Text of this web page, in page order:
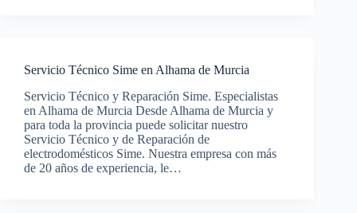
Servicio Técnico Sime en Alhama de Murcia
Servicio Técnico y Reparación Sime. Especialistas
en Alhama de Murcia Desde Alhama de Murcia y
para toda la provincia puede solicitar nuestro
Servicio Técnico y de Reparación de
electrodomésticos Sime. Nuestra empresa con más
de 20 años de experiencia, le…